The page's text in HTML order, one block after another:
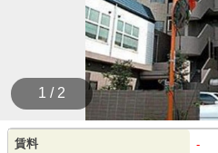
1 / 2
賃料 -